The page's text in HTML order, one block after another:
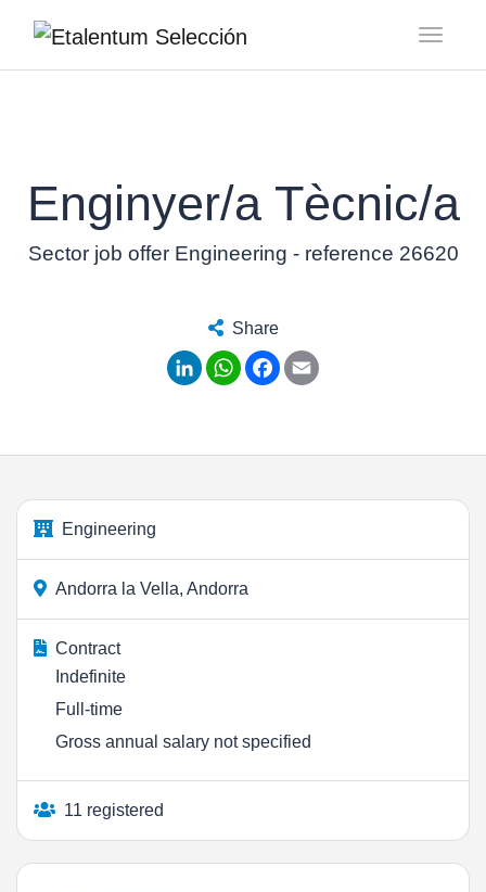
Enginyer/a Tècnic/a
Sector job offer Engineering - reference 26620
Share
LinkedInWhatsApp
Facebook
Engineering
Andorra la Vella, Andorra
Contract
Indefinite
Full-time
Gross annual salary not specified
11 registered